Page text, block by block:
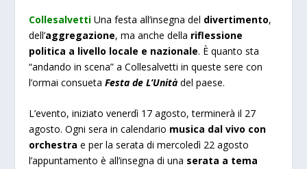
CollesalvettiUna festa all’insegna del divertimento,
dell’aggregazione, ma anche della riflessione
politica a livello locale e nazionale. È quanto sta
“andando in scena” a Collesalvetti in queste sere con
l’ormai consueta Festa de L’Unità del paese.
L’evento, iniziato venerdì 17 agosto, terminerà il 27
agosto. Ogni sera in calendario musica dal vivo con
orchestra e per la serata di mercoledì 22 agosto
l’appuntamento è all’insegna di una serata a tema